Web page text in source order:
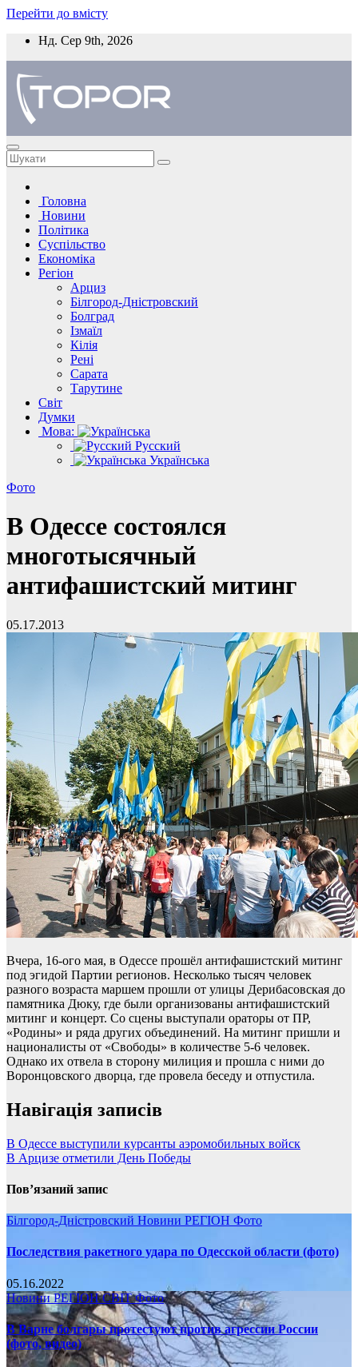
Перейти до вмісту
Нд. Сер 9th, 2026
Головна
Новини
Політика
Суспільство
Економіка
Регіон
Арциз
Білгород-Дністровский
Болград
Ізмаїл
Кілія
Рені
Сарата
Тарутине
Світ
Думки
Мова:
Русский
Українська
Фото
В Одессе состоялся
многотысячный
антифашистский митинг
05.17.2013
Вчера, 16-ого мая, в Одессе прошёл антифашистский митинг
под эгидой Партии регионов. Несколько тысяч человек
разного возраста маршем прошли от улицы Дерибасовская до
памятника Дюку, где были организованы антифашистский
митинг и концерт. Со сцены выступали ораторы от ПР,
«Родины» и ряда других объединений. На митинг пришли и
националисты от «Свободы» в количестве 5-6 человек.
Однако их отвела в сторону милиция и прошла с ними до
Воронцовского дворца, где провела беседу и отпустила.
Навігація записів
В Одессе выступили курсанты аэромобильных войск
В Арцизе отметили День Победы
Пов’язаний запис
Білгород-Дністровский Новини РЕГІОН Фото
Последствия ракетного удара по Одесской области (фото)
05.16.2022
НовиниРЕГІОНСВІТФото
В Варне болгары протестуют против агрессии России
(фото, видео)